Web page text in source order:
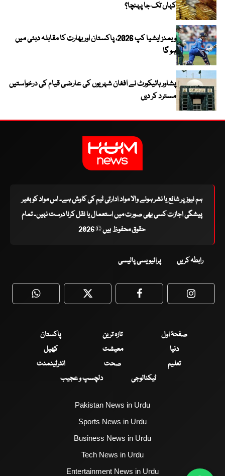
کہاں تک جا پہنچا؟
ویمنز ایشیا کپ 2026، پاکستان اور بھارت کا مقابلہ دبئی میں
ہو گا
پشاور ہائیکورٹ نے افغان شہریوں کی عارضی قیام کی درخواستیں
مسترد کر دیں
ہم نیوز پر شائع یا نشر ہونے والا مواد ادارتی ٹیم کی کاوش ہے۔ اس مواد کو بغیر
پیشگی اجازت کسی بھی صورت میں استعمال یا نقل کرنا درست نہیں۔ تمام
حقوق محفوظ ہیں © 2026
رابطہ کریں پرائیویسی پالیسی
WhatsApp Twitter Facebook
صفحۂ اول تازہ ترین
پاکستان
دنیا
معیشت
کھیل
تعلیم
صحت
انٹرٹینمنٹ
ٹیکنالوجی
دلچسپ و عجیب
Pakistan News in Urdu
Sports News in Urdu
Business News in Urdu
Tech News in Urdu
Entertainment News in Urdu